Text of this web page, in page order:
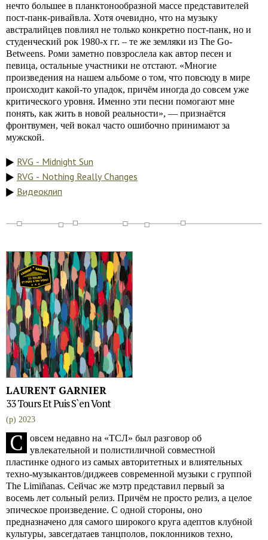
нечто большее в планктонообразной массе представителей
пост-панк-ривайвла. Хотя очевидно, что на музыку
австралийцев повлиял не только конкретно пост-панк, но и
студенческий рок 1980-х гг. – те же земляки из The Go-
Betweens. Роми заметно повзрослела как автор песен и
певица, остальные участники не отстают. «Многие
произведения на нашем альбоме о том, что повсюду в мире
происходит какой-то упадок, причём иногда до совсем уже
критического уровня. Именно эти песни помогают мне
понять, как жить в новой реальности», — признаётся
фронтвумен, чей вокал часто ошибочно принимают за
мужской.
RVG - Midnight Sun
RVG - Nothing Really Changes
Видеоклип
LAURENT GARNIER
33 Tours Et Puis S`en Vont
(p) 2023
С
овсем недавно на «ТСЛ» был разговор об
увлекательной и полистиличной совместной
пластинке одного из самых авторитетных и влиятельных
техно-музыкантов/диджеев современной музыки с группой
The Limiñanas. Сейчас же мэтр представил первый за
восемь лет сольный релиз. Причём не просто релиз, а целое
эпическое произведение. С одной стороны, оно
предназначено для самого широкого круга адептов клубной
культуры, завсегдатаев танцполов, поклонников техно,